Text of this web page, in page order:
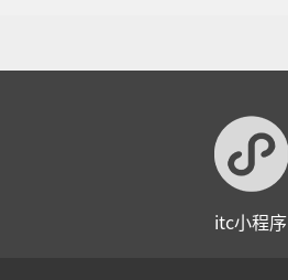
itc小程序